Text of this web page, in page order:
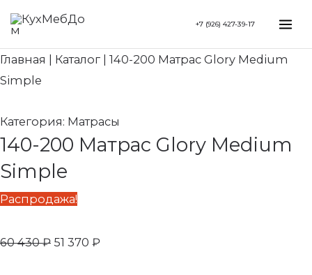
Перейти
содержимому
+7 (926) 427-39-17
Главная Каталог
140-200 Матрас Glory Medium
Simple
Категория: Матрасы
140-200 Матрас Glory Medium
Simple
Распродажа!
60 430₽
Первоначальная
составляла
51 370 ₽
51
Search...